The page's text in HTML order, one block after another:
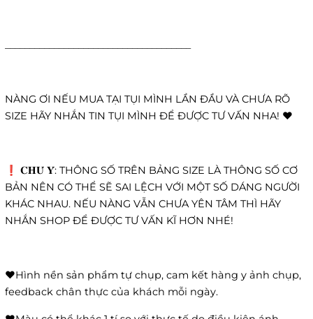
NÀNG ƠI NẾU MUA TẠI TỤI MÌNH LẦN ĐẦU VÀ CHƯA RÕ
SIZE HÃY NHẮN TIN TỤI MÌNH ĐỂ ĐƯỢC TƯ VẤN NHA! ❤️
❗️ 𝐂𝐇𝐔́ 𝐘́: THÔNG SỐ TRÊN BẢNG SIZE LÀ THÔNG SỐ CƠ
BẢN NÊN CÓ THỂ SẼ SAI LỆCH VỚI MỘT SỐ DÁNG NGƯỜI
KHÁC NHAU. NẾU NÀNG VẪN CHƯA YÊN TÂM THÌ HÃY
NHẮN SHOP ĐỂ ĐƯỢC TƯ VẤN KĨ HƠN NHÉ!
❤️Hình nền sản phẩm tự chụp, cam kết hàng y ảnh chụp,
feedback chân thực của khách mỗi ngày.